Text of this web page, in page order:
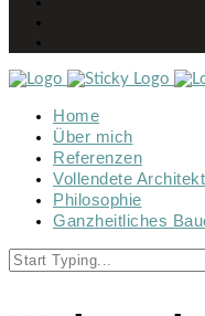
Home
Über mich
Referenzen
Vollendete
Philosophie
Ganzheitliches